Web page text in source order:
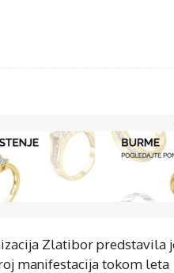
Zlatibor predstavila
manifestacija tokom leta